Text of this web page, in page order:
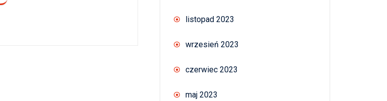
listopad 2023
wrzesień 2023
czerwiec 2023
maj 2023